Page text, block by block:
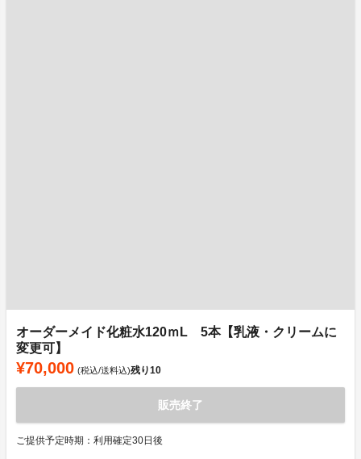
オーダーメイド化粧水120ｍL 5本【乳液・クリームに
変更可】
¥70,000 (税込/送料込)残り10
販売終了
ご提供予定時期：利用確定30日後